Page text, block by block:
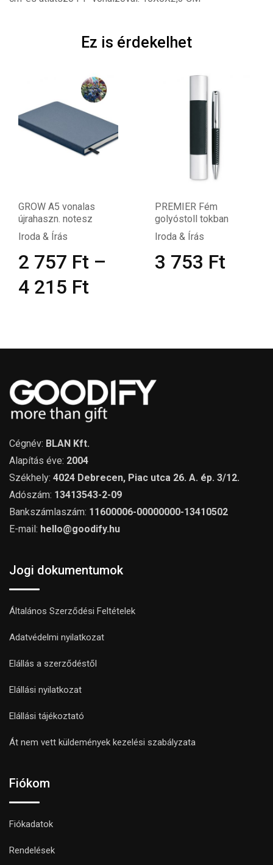
Ez is érdekelhet
–
PREMIER Fém
golyóstoll tokban
3 753
RIPPER
állomás és
3 236
Cégnév: BLAN Kft.
Alapítás éve: 2004
Székhely: 4024 Debrecen, Piac utca 26. A. ép. 3/12.
Adószám: 13413543-2-09
Bankszámlaszám: 11600006-00000000-13410502
E-mail: hello@goodify.hu
Jogi dokumentumok
Általános Szerződési Feltételek
Adatvédelmi nyilatkozat
Elállás a szerződéstől
Elállási nyilatkozat
Elállási tájékoztató
Át nem vett küldemények kezelési szabályzata
Fiókom
Fiókadatok
Rendelések